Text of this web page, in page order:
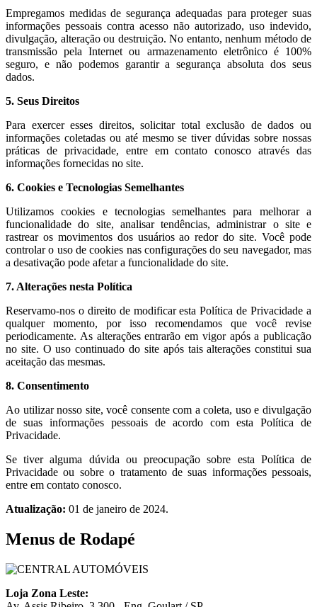
Empregamos medidas de segurança adequadas para proteger suas
informações pessoais contra acesso não autorizado, uso indevido,
divulgação, alteração ou destruição. No entanto, nenhum método de
transmissão pela Internet ou armazenamento eletrônico é 100%
seguro, e não podemos garantir a segurança absoluta dos seus
dados.
5. Seus Direitos
Para exercer esses direitos, solicitar total exclusão de dados ou
informações coletadas ou até mesmo se tiver dúvidas sobre nossas
práticas de privacidade, entre em contato conosco através das
informações fornecidas no site.
6. Cookies e Tecnologias Semelhantes
Utilizamos cookies e tecnologias semelhantes para melhorar a
funcionalidade do site, analisar tendências, administrar o site e
rastrear os movimentos dos usuários ao redor do site. Você pode
controlar o uso de cookies nas configurações do seu navegador, mas
a desativação pode afetar a funcionalidade do site.
7. Alterações nesta Política
Reservamo-nos o direito de modificar esta Política de Privacidade a
qualquer momento, por isso recomendamos que você revise
periodicamente. As alterações entrarão em vigor após a publicação
no site. O uso continuado do site após tais alterações constitui sua
aceitação das mesmas.
8. Consentimento
Ao utilizar nosso site, você consente com a coleta, uso e divulgação
de suas informações pessoais de acordo com esta Política de
Privacidade.
Se tiver alguma dúvida ou preocupação sobre esta Política de
Privacidade ou sobre o tratamento de suas informações pessoais,
entre em contato conosco.
Atualização: 01 de janeiro de 2024.
Menus de Rodapé
Loja Zona Leste: